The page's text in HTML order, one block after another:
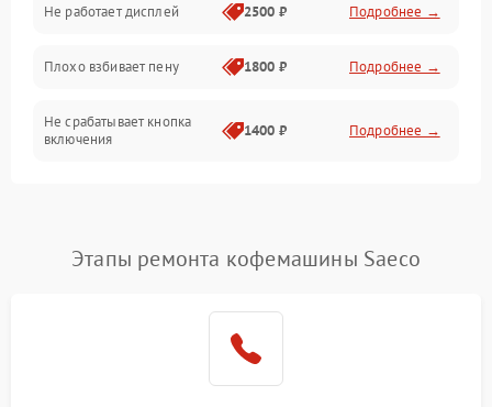
Не работает дисплей 2500 ₽ Подробнее →
Плохо взбивает пену 1800 ₽ Подробнее →
Не срабатывает кнопка
включения
1400 ₽ Подробнее →
Постоянные сбои в работе 1500 ₽ Подробнее →
Этапы ремонта кофемашины Saeco